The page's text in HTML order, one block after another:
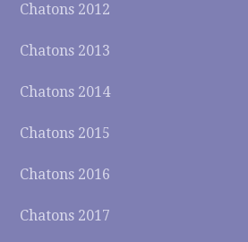
Chatons 2012
Chatons 2013
Chatons 2014
Chatons 2015
Chatons 2016
Chatons 2017